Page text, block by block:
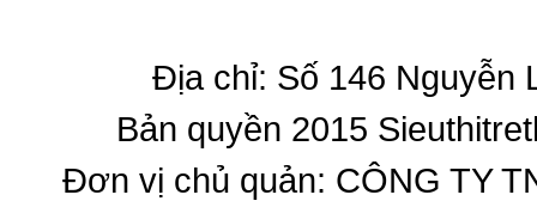
Địa chỉ: Số 146 Nguyễn
Bản quyền 2015
Đơn vị chủ quản: CÔNG TY